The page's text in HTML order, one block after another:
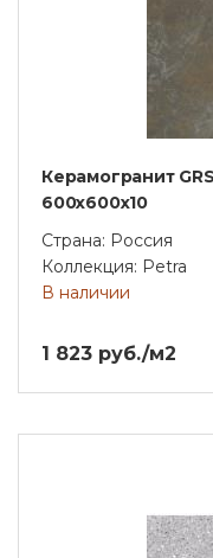
Керамогранит
600x600x10
Страна: Россия
Коллекция: Petra
В наличии
1 823 руб./м2